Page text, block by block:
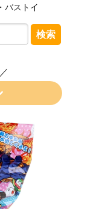
バストイ
検索